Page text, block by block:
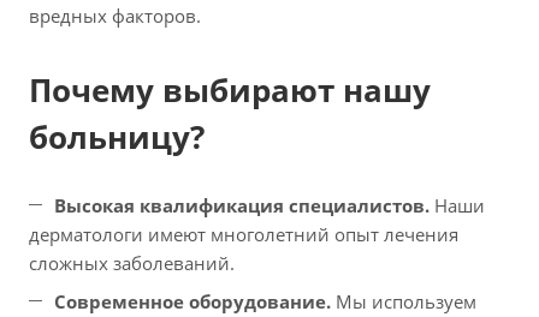
вредных факторов.
Почему выбирают нашу
больницу?
Высокая квалификация специалистов. Наши
дерматологи имеют многолетний опыт лечения
сложных заболеваний.
Современное оборудование. Мы используем